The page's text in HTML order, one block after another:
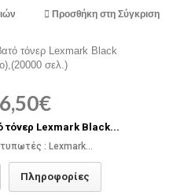
Προσθήκη στη Σύγκριση
τόνερ Lexmark Black...
: Lexmark...
Πληροφορίες